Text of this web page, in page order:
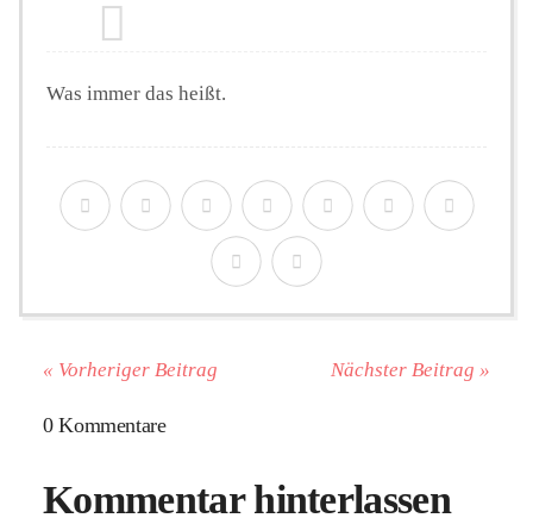
Was immer das heißt.
« Vorheriger Beitrag Nächster Beitrag »
0 Kommentare
Kommentar hinterlassen